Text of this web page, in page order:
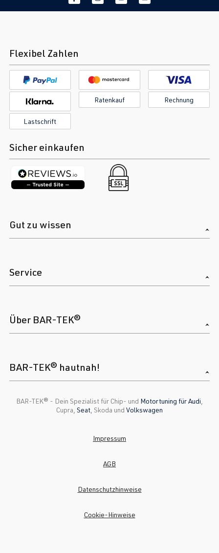
Flexibel Zahlen
Ratenkauf Rechnung
Lastschrift
Sicher einkaufen
Gut zu wissen
Service
Über BAR-TEK®
BAR-TEK® hautnah!
BAR-TEK®️ - Dein Spezialist für Chip- und Motortuning für Audi
Cupra, Seat , Skoda und Volkswagen
Impressum
AGB
Datenschutzhinweise
Cookie-Hinweise